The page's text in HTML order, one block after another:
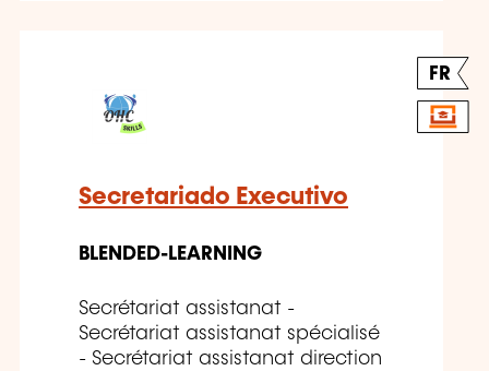
FR
Secretariado Executivo
BLENDED-LEARNING
Secrétariat assistanat -
Secrétariat assistanat spécialisé
- Secrétariat assistanat direction